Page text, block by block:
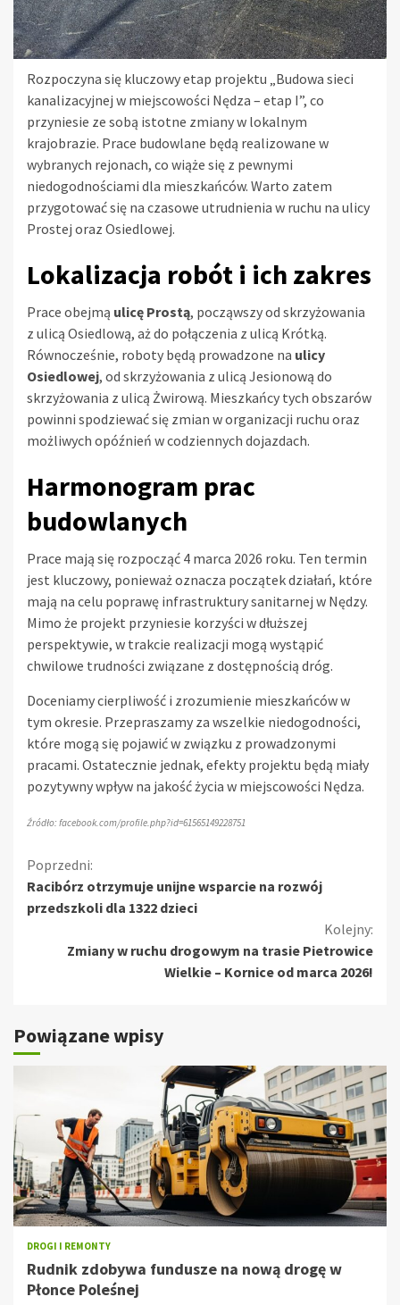
Rozpoczyna się kluczowy etap projektu „Budowa sieci
kanalizacyjnej w miejscowości Nędza – etap I”, co
przyniesie ze sobą istotne zmiany w lokalnym
krajobrazie. Prace budowlane będą realizowane w
wybranych rejonach, co wiąże się z pewnymi
niedogodnościami dla mieszkańców. Warto zatem
przygotować się na czasowe utrudnienia w ruchu na ulicy
Prostej oraz Osiedlowej.
Lokalizacja robót i ich zakres
Prace obejmą ulicę Prostą, począwszy od skrzyżowania
z ulicą Osiedlową, aż do połączenia z ulicą Krótką.
Równocześnie, roboty będą prowadzone na ulicy
Osiedlowej, od skrzyżowania z ulicą Jesionową do
skrzyżowania z ulicą Żwirową. Mieszkańcy tych obszarów
powinni spodziewać się zmian w organizacji ruchu oraz
możliwych opóźnień w codziennych dojazdach.
Harmonogram prac
budowlanych
Prace mają się rozpocząć 4 marca 2026 roku. Ten termin
jest kluczowy, ponieważ oznacza początek działań, które
mają na celu poprawę infrastruktury sanitarnej w Nędzy.
Mimo że projekt przyniesie korzyści w dłuższej
perspektywie, w trakcie realizacji mogą wystąpić
chwilowe trudności związane z dostępnością dróg.
Doceniamy cierpliwość i zrozumienie mieszkańców w
tym okresie. Przepraszamy za wszelkie niedogodności,
które mogą się pojawić w związku z prowadzonymi
pracami. Ostatecznie jednak, efekty projektu będą miały
pozytywny wpływ na jakość życia w miejscowości Nędza.
Źródło: facebook.com/profile.php?id=61565149228751
Kontynuuj
czytanie
Poprzedni:
Racibórz otrzymuje unijne wsparcie na rozwój
przedszkoli dla 1322 dzieci
Kolejny:
Zmiany w ruchu drogowym na trasie Pietrowice
Wielkie – Kornice od marca 2026!
Powiązane wpisy
DROGI I REMONTY
Rudnik zdobywa fundusze na nową drogę w
Płonce Poleśnej